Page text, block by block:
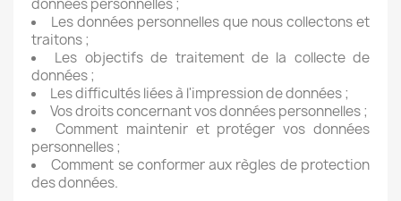
données personnelles ;
Les données personnelles que nous collectons et
traitons ;
Les objectifs de traitement de la collecte de
données ;
Les difficultés liées à l'impression de données ;
Vos droits concernant vos données personnelles ;
Comment maintenir et protéger vos données
personnelles ;
Comment se conformer aux règles de protection
des données.